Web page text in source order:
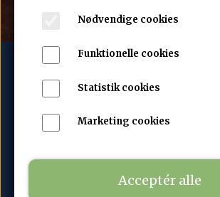
Kontakt
belgisk chokolade
kaffen
Nødvendige cookies
Funktionelle cookies
Statistik cookies
Marketing cookies
Acceptér alle